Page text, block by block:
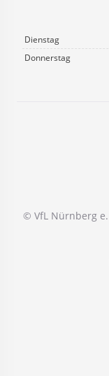
Dienstag
Donnerstag
© VfL Nürnberg e.